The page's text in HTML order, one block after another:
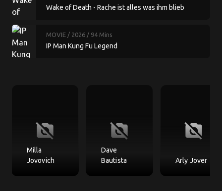
Wake of Death - Rache ist alles was ihm blieb
MOVIE / 2026 / 94 Mins
IP Man Kung Fu Legend
no_photography
Milla
Jovovich
no_photography
Dave
Bautista
no_photography
Arly Jover